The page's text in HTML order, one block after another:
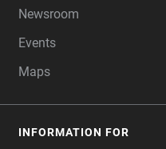
Newsroom
Events
Maps
INFORMATION FOR